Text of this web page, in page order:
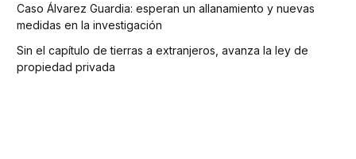
Caso Álvarez Guardia: esperan un allanamiento y nuevas
medidas en la investigación
Sin el capítulo de tierras a extranjeros, avanza la ley de
propiedad privada